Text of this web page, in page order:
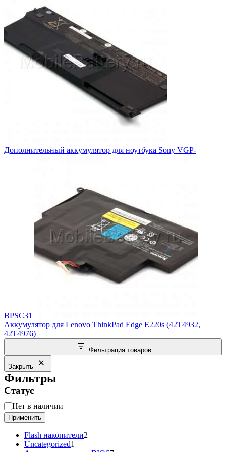
Дополнительный аккумулятор для ноутбука Sony VGP-
BPSC31
Аккумулятор для Lenovo ThinkPad Edge E220s (42T4932,
42T4976)
Фильтрация товаров
Закрыть
Фильтры
Статус
Статус
Нет в наличии
Применить
Flash накопители2
Uncategorized1